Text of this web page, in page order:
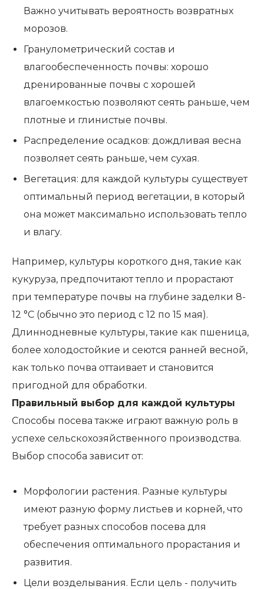
Важно учитывать вероятность возвратных
морозов.
Гранулометрический состав и
влагообеспеченность почвы: хорошо
дренированные почвы с хорошей
влагоемкостью позволяют сеять раньше, чем
плотные и глинистые почвы.
Распределение осадков: дождливая весна
позволяет сеять раньше, чем сухая.
Вегетация: для каждой культуры существует
оптимальный период вегетации, в который
она может максимально использовать тепло
и влагу.
Например, культуры короткого дня, такие как
кукуруза, предпочитают тепло и прорастают
при температуре почвы на глубине заделки 8-
12 °C (обычно это период с 12 по 15 мая).
Длиннодневные культуры, такие как пшеница,
более холодостойкие и сеются ранней весной,
как только почва оттаивает и становится
пригодной для обработки.
Правильный выбор для каждой культуры
Способы посева также играют важную роль в
успехе сельскохозяйственного производства.
Выбор способа зависит от:
Морфологии растения. Разные культуры
имеют разную форму листьев и корней, что
требует разных способов посева для
обеспечения оптимального прорастания и
развития.
Цели возделывания. Если цель - получить